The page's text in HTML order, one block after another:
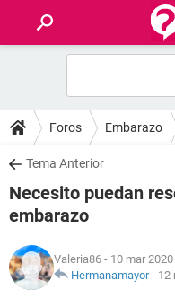
FOROS
SALUD
FAMILIA
NUTRICIÓN
Foros Embarazo
Tema Anterior
Necesito puedan
embarazo
Valeria86 - 10 mar
Hermanamayor- 12